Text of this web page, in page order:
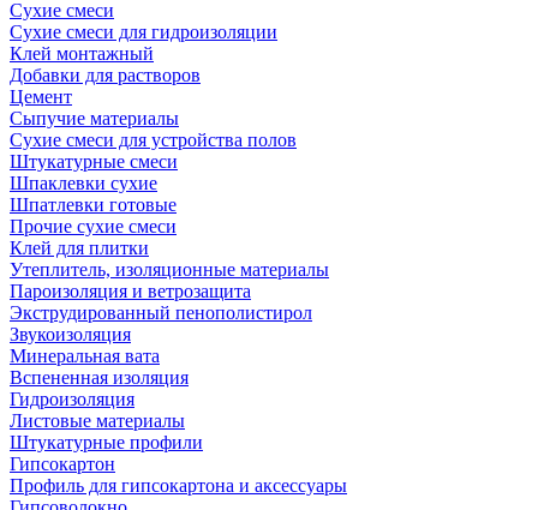
Сухие смеси
Сухие смеси для гидроизоляции
Клей монтажный
Добавки для растворов
Цемент
Сыпучие материалы
Сухие смеси для устройства полов
Штукатурные смеси
Шпаклевки сухие
Шпатлевки готовые
Прочие сухие смеси
Клей для плитки
Утеплитель, изоляционные материалы
Пароизоляция и ветрозащита
Экструдированный пенополистирол
Звукоизоляция
Минеральная вата
Вспененная изоляция
Гидроизоляция
Листовые материалы
Штукатурные профили
Гипсокартон
Профиль для гипсокартона и аксессуары